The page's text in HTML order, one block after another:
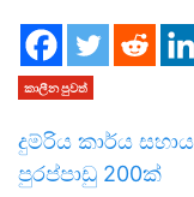
කාලීන පුවත්
දුම්රිය කාර්ය
පුරප්පාඩු 200ක්